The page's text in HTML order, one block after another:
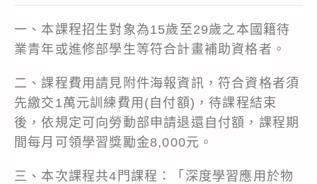
一、本課程招生對象為15歲至29歲之本國籍待
業青年或進修部學生等符合計畫補助資格者。
二、課程費用請見附件海報資訊，符合資格者須
先繳交1萬元訓練費用(自付額)，待課程結束
後，依規定可向勞動部申請退還自付額，課程期
間每月可領學習獎勵金8,000元。
三、本次課程共4門課程：「深度學習應用於物